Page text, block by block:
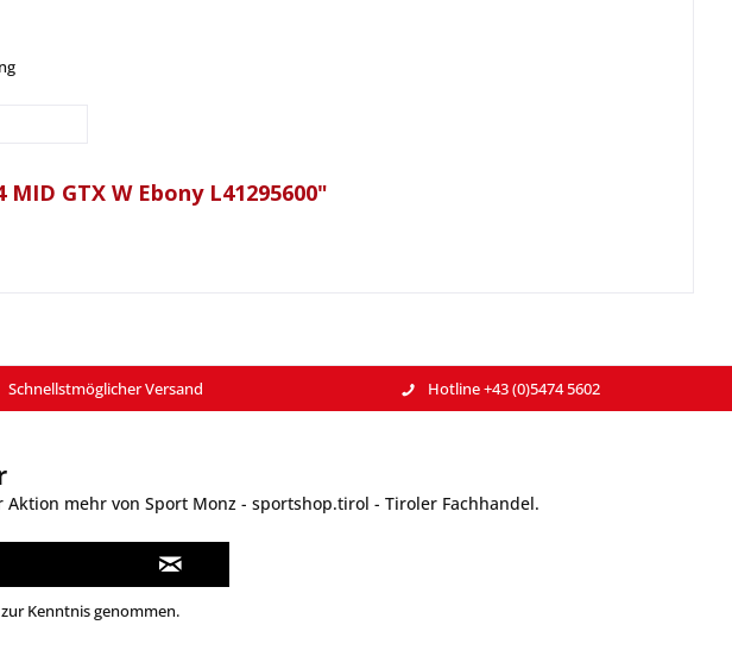
GTX W Ebony L41295600"
Schnellstmöglicher Versand Hotline +43 (0)5474 5602
mehr von Sport Monz - sportshop.tirol - Tiroler Fachhandel.
Kenntnis genommen.